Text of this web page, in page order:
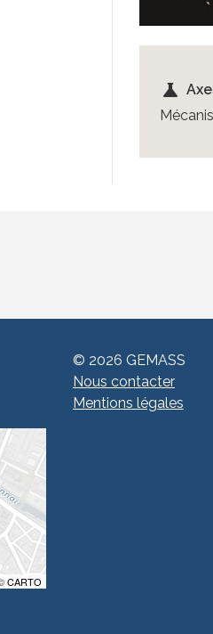
science
CARTO
© 2026 GEMASS
Nous contacter
Mentions légales